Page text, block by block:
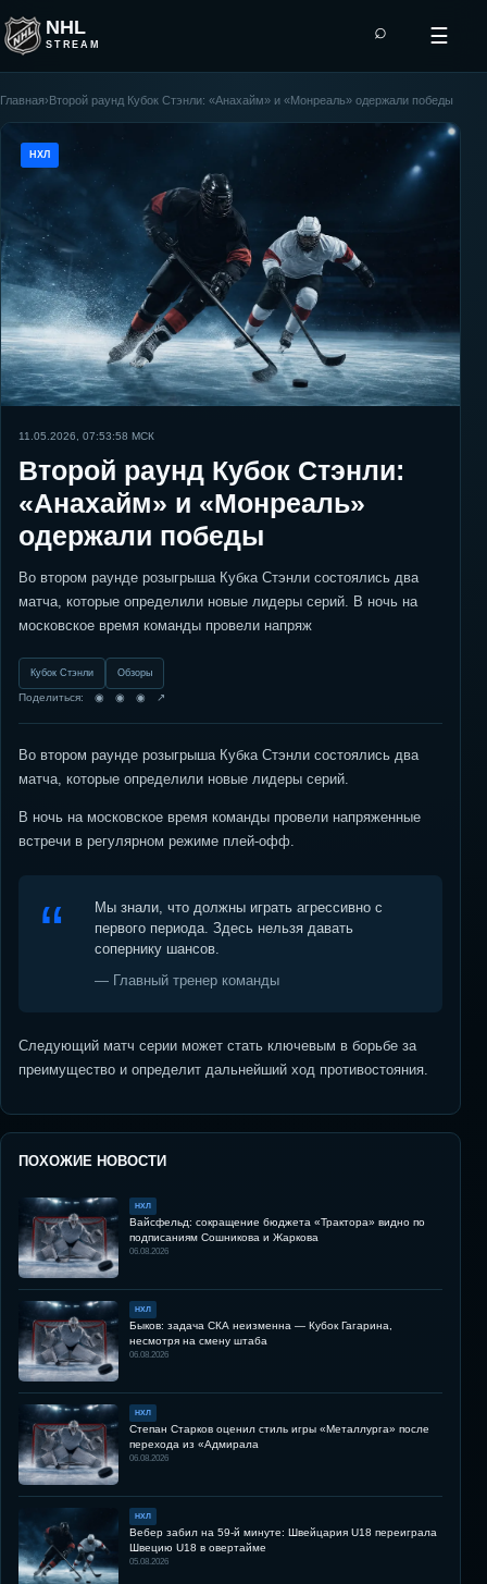
NHL
STREAM
⌕ ☰
Главная›Второй раунд Кубок Стэнли: «Анахайм» и «Монреаль» одержали победы
НХЛ
11.05.2026, 07:53:58 МСК
Второй раунд Кубок Стэнли:
«Анахайм» и «Монреаль»
одержали победы
Во втором раунде розыгрыша Кубка Стэнли состоялись два
матча, которые определили новые лидеры серий. В ночь на
московское время команды провели напряж
Кубок Стэнли Обзоры
Поделиться: ◉ ◉ ◉ ↗
Во втором раунде розыгрыша Кубка Стэнли состоялись два
матча, которые определили новые лидеры серий.
В ночь на московское время команды провели напряженные
встречи в регулярном режиме плей-офф.
Мы знали, что должны играть агрессивно с
первого периода. Здесь нельзя давать
сопернику шансов.
— Главный тренер команды
Следующий матч серии может стать ключевым в борьбе за
преимущество и определит дальнейший ход противостояния.
ПОХОЖИЕ НОВОСТИ
НХЛ
Вайсфельд: сокращение бюджета «Трактора» видно по
подписаниям Сошникова и Жаркова
06.08.2026
НХЛ
Быков: задача СКА неизменна — Кубок Гагарина,
несмотря на смену штаба
06.08.2026
НХЛ
Степан Старков оценил стиль игры «Металлурга» после
перехода из «Адмирала
06.08.2026
НХЛ
Вебер забил на 59-й минуте: Швейцария U18 переиграла
Швецию U18 в овертайме
05.08.2026